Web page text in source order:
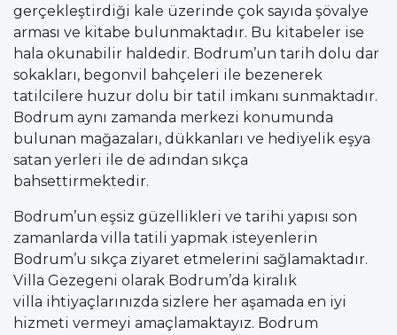
gerçekleştirdiği kale üzerinde çok sayıda şövalye
arması ve kitabe bulunmaktadır. Bu kitabeler ise
hala okunabilir haldedir. Bodrum’un tarih dolu dar
sokakları, begonvil bahçeleri ile bezenerek
tatilcilere huzur dolu bir tatil imkanı sunmaktadır.
Bodrum aynı zamanda merkezi konumunda
bulunan mağazaları, dükkanları ve hediyelik eşya
satan yerleri ile de adından sıkça
bahsettirmektedir.
Bodrum’un eşsiz güzellikleri ve tarihi yapısı son
zamanlarda villa tatili yapmak isteyenlerin
Bodrum’u sıkça ziyaret etmelerini sağlamaktadır.
Villa Gezegeni olarak Bodrum’da kiralık
villa ihtiyaçlarınızda sizlere her aşamada en iyi
hizmeti vermeyi amaçlamaktayız. Bodrum